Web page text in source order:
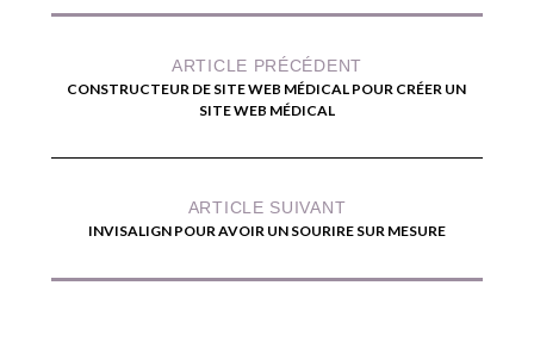
ARTICLE PRÉCÉDENT
CONSTRUCTEUR DE SITE WEB MÉDICAL POUR CRÉER UN
SITE WEB MÉDICAL
ARTICLE SUIVANT
INVISALIGN POUR AVOIR UN SOURIRE SUR MESURE